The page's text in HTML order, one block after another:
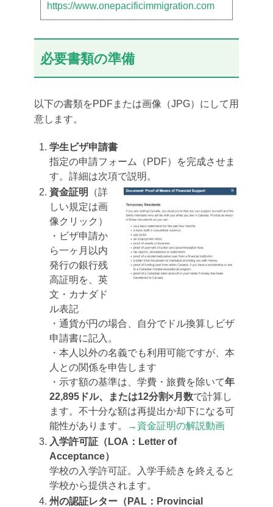
https://www.onepacificimmigration.com
必要書類の準備
以下の書類をPDFまたは画像（JPG）にして用
意します。
学生ビザ申請書
指定の申請フォーム（PDF）を完成させま
す。詳細は次項で説明。
資金証明
（詳
しい規定は画
像クリック）
・ビザ申請か
ら一ヶ月以内
発行の銀行残
高証明を、英
文・カナダド
ル表記
・通貨が円の場合、自分でドル換算しビザ
申請書に記入。
・本人以外の名義でも利用可能ですが、本
人との関係を申告します
・示す額の基準は、学費・旅費を除いて年
22,895ドル、または12分割×月数で計算し
ます。不十分な額は再提出か却下になる可
能性があります。
→資金証明の解説動画
入学許可証（LOA：Letter of
Acceptance）
学校の入学許可証。入学手続きを終えると
学校から提供されます。
州の認証レター（PAL：Provincial